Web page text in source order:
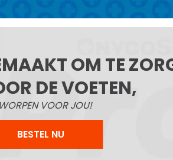
OM TE
DE VOETEN,
VOOR JOU!
BESTEL NU